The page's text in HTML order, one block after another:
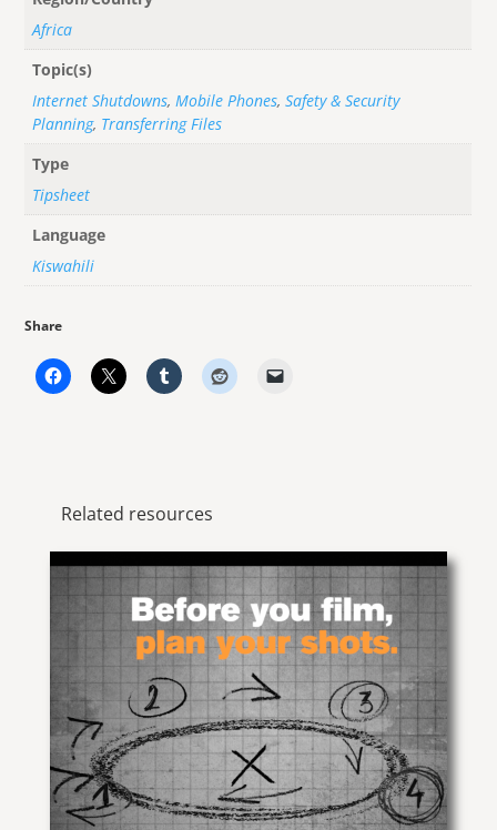
Africa
Topic(s)
Internet Shutdowns,Mobile Phones,Safety & Security
Planning, Transferring Files
Type
Tipsheet
Language
Kiswahili
Share
Related resources